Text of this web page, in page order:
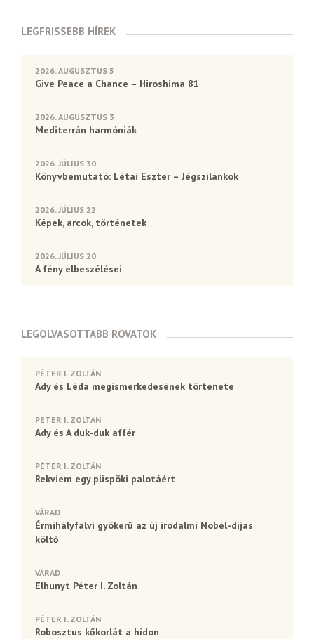
LEGFRISSEBB HÍREK
2026. AUGUSZTUS 5
Give Peace a Chance – Hiroshima 81
2026. AUGUSZTUS 3
Mediterrán harmóniák
2026. JÚLIUS 30
Könyvbemutató: Létai Eszter – Jégszilánkok
2026. JÚLIUS 22
Képek, arcok, történetek
2026. JÚLIUS 20
A fény elbeszélései
LEGOLVASOTTABB ROVATOK
PÉTER I. ZOLTÁN
Ady és Léda megismerkedésének története
PÉTER I. ZOLTÁN
Ady és A duk-duk affér
PÉTER I. ZOLTÁN
Rekviem egy püspöki palotáért
VÁRAD
Érmihályfalvi gyökerű az új irodalmi Nobel-díjas
költő
VÁRAD
Elhunyt Péter I. Zoltán
PÉTER I. ZOLTÁN
Robosztus kőkorlát a hídon